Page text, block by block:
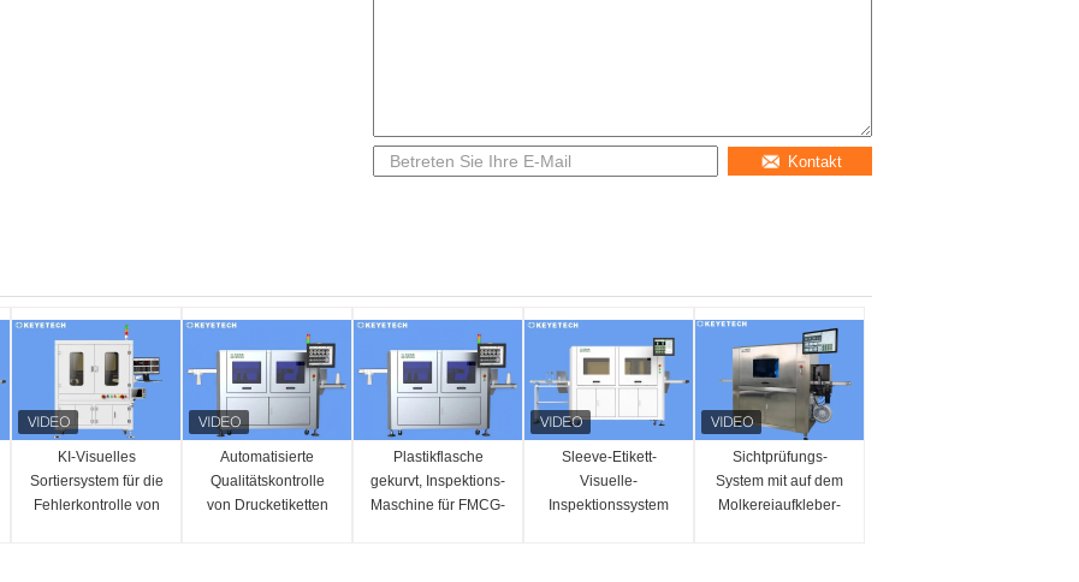
Kontakt
KI-Visuelles
Sortiersystem für die
Fehlerkontrolle von
Automatisierte
Qualitätskontrolle
von Drucketiketten
Plastikflasche
gekurvt, Inspektions-
Maschine für FMCG-
Sleeve-Etikett-
Visuelle-
Inspektionssystem
Sichtprüfungs-
System mit auf dem
Molkereiaufkleber-